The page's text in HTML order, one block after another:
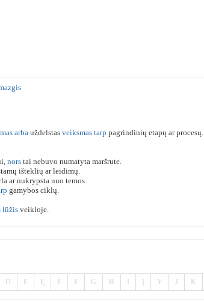
arba uždelstas veiksmas tarp pagrindinių etapų ar procesų.
nors tai nebuvo numatyta maršrute.
išteklių ar leidimų.
ar nukrypsta nuo temos.
gamybos ciklų.
lūžis veikloje.
D E Ę Ė F G H Y J K